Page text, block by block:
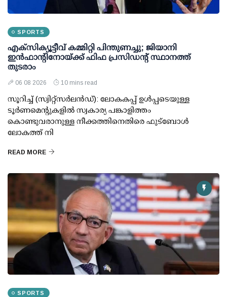
SPORTS
എക്സിക്യൂട്ടീവ് കമ്മിറ്റി പിന്തുണച്ചു; ജിയാനി
ഇന്‍ഫാന്റിനോയ്ക്ക് ഫിഫ പ്രസിഡന്റ് സ്ഥാനത്ത്
തുടരാം
06 08 2026 10 mins read
സൂറിച്ച് (സ്വിറ്റ്‌സര്‍ലന്‍ഡ്): ലോകകപ്പ് ഉള്‍പ്പടെയുള്ള
ടൂര്‍ണമെന്റുകളില്‍ സ്വകാര്യ പങ്കാളിത്തം
കൊണ്ടുവരാനുള്ള നീക്കത്തിനെതിരെ ഫുട്ബോള്‍
ലോകത്ത് നി
READ MORE
SPORTS